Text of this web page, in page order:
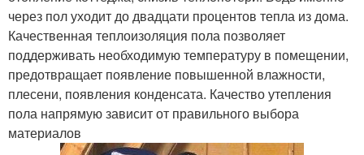
через пол уходит до двадцати процентов тепла из дома.
Качественная теплоизоляция пола позволяет
поддерживать необходимую температуру в помещении,
предотвращает появление повышенной влажности,
плесени, появления конденсата. Качество утепления
пола напрямую зависит от правильного выбора
материалов